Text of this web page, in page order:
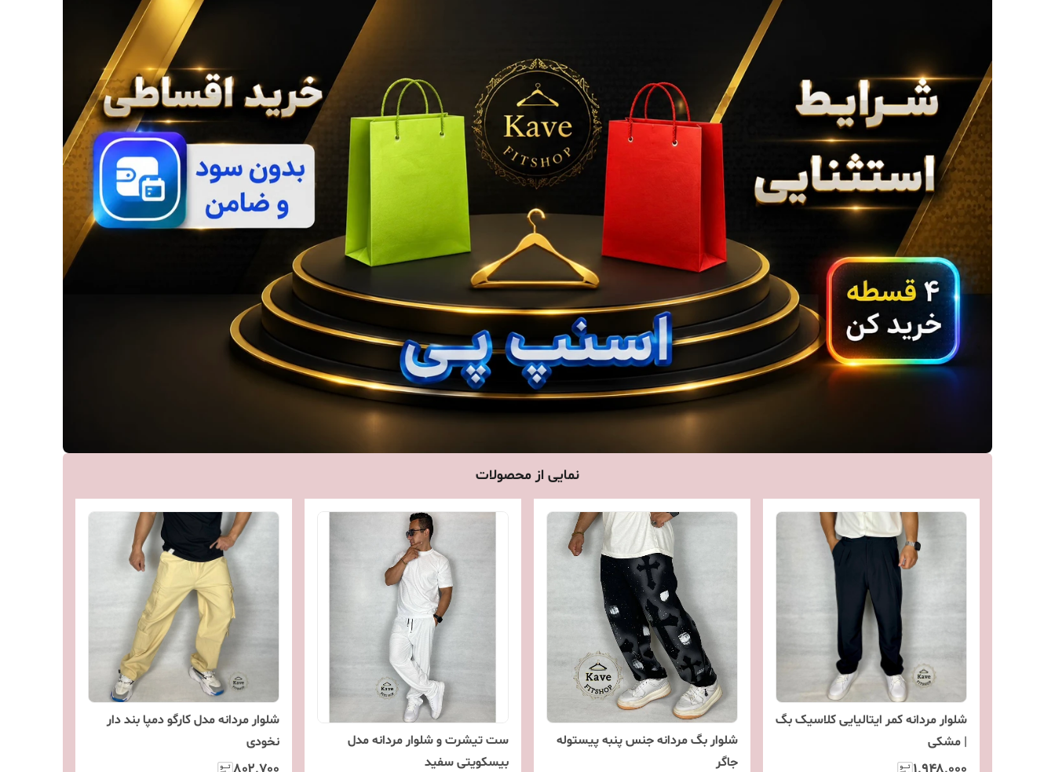
نمایی از محصولات
شلوار مردانه کمر ایتالیایی کلاسیک بگ
| مشکی
شلوار بگ‌ مردانه جنس پنبه پیستوله
جاگر
ست تیشرت و شلوار مردانه مدل
بیسکویتی سفید
شلوار مردانه مدل کارگو دمپا بند‌ دار
نخودی